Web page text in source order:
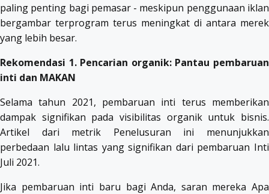
paling penting bagi pemasar - meskipun penggunaan iklan
bergambar terprogram terus meningkat di antara merek
yang lebih besar.
Rekomendasi 1. Pencarian organik: Pantau pembaruan
inti dan MAKAN
Selama tahun 2021, pembaruan inti terus memberikan
dampak signifikan pada visibilitas organik untuk bisnis.
Artikel dari metrik Penelusuran ini menunjukkan
perbedaan lalu lintas yang signifikan dari pembaruan Inti
Juli 2021.
Jika pembaruan inti baru bagi Anda, saran mereka Apa